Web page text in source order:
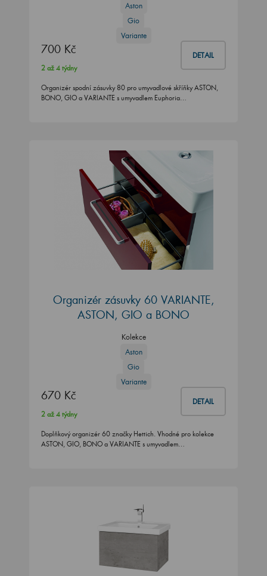
Aston
Gio
Variante
700 Kč DETAIL
2 až 4 týdny
Organizér spodní zásuvky 80 pro umyvadlové skříňky ASTON,
BONO, GIO a VARIANTE s umyvadlem Euphoria…
Organizér zásuvky 60 VARIANTE,
ASTON, GIO a BONO
Kolekce
Aston
Gio
Variante
670 Kč DETAIL
2 až 4 týdny
Doplňkový organizér 60 značky Hettich. Vhodné pro kolekce
ASTON, GIO, BONO a VARIANTE s umyvadlem…